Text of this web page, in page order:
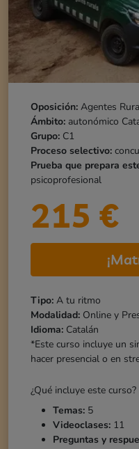
Oposición: Agentes
Ámbito: autonómico
Grupo: C1
Proceso selectivo:
Prueba que prepara
psicoprofesional
215 €
Tipo: A tu ritmo
Modalidad: Online y
Idioma: Catalán
*Este curso incluye un
hacer presencial o en
¿Qué incluye este curso?
Temas: 5
Videoclases: 11
Preguntas y